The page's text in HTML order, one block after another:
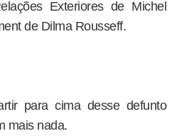
Exteriores de Michel
de Dilma Rousseff.
para cima desse defunto
mais nada.